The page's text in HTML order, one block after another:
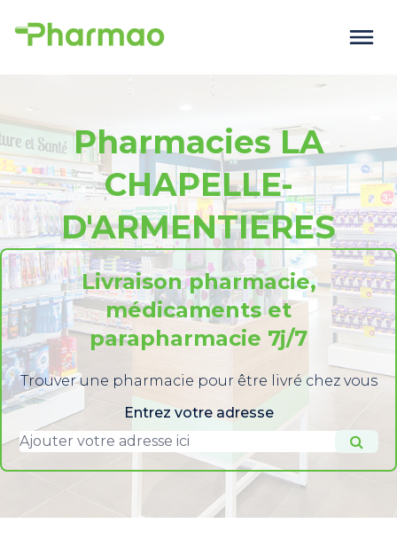
Pharmacies LA
CHAPELLE-
D'ARMENTIERES
Livraison pharmacie,
médicaments et
parapharmacie 7j/7
Trouver une pharmacie pour être livré chez vous
Entrez votre adresse